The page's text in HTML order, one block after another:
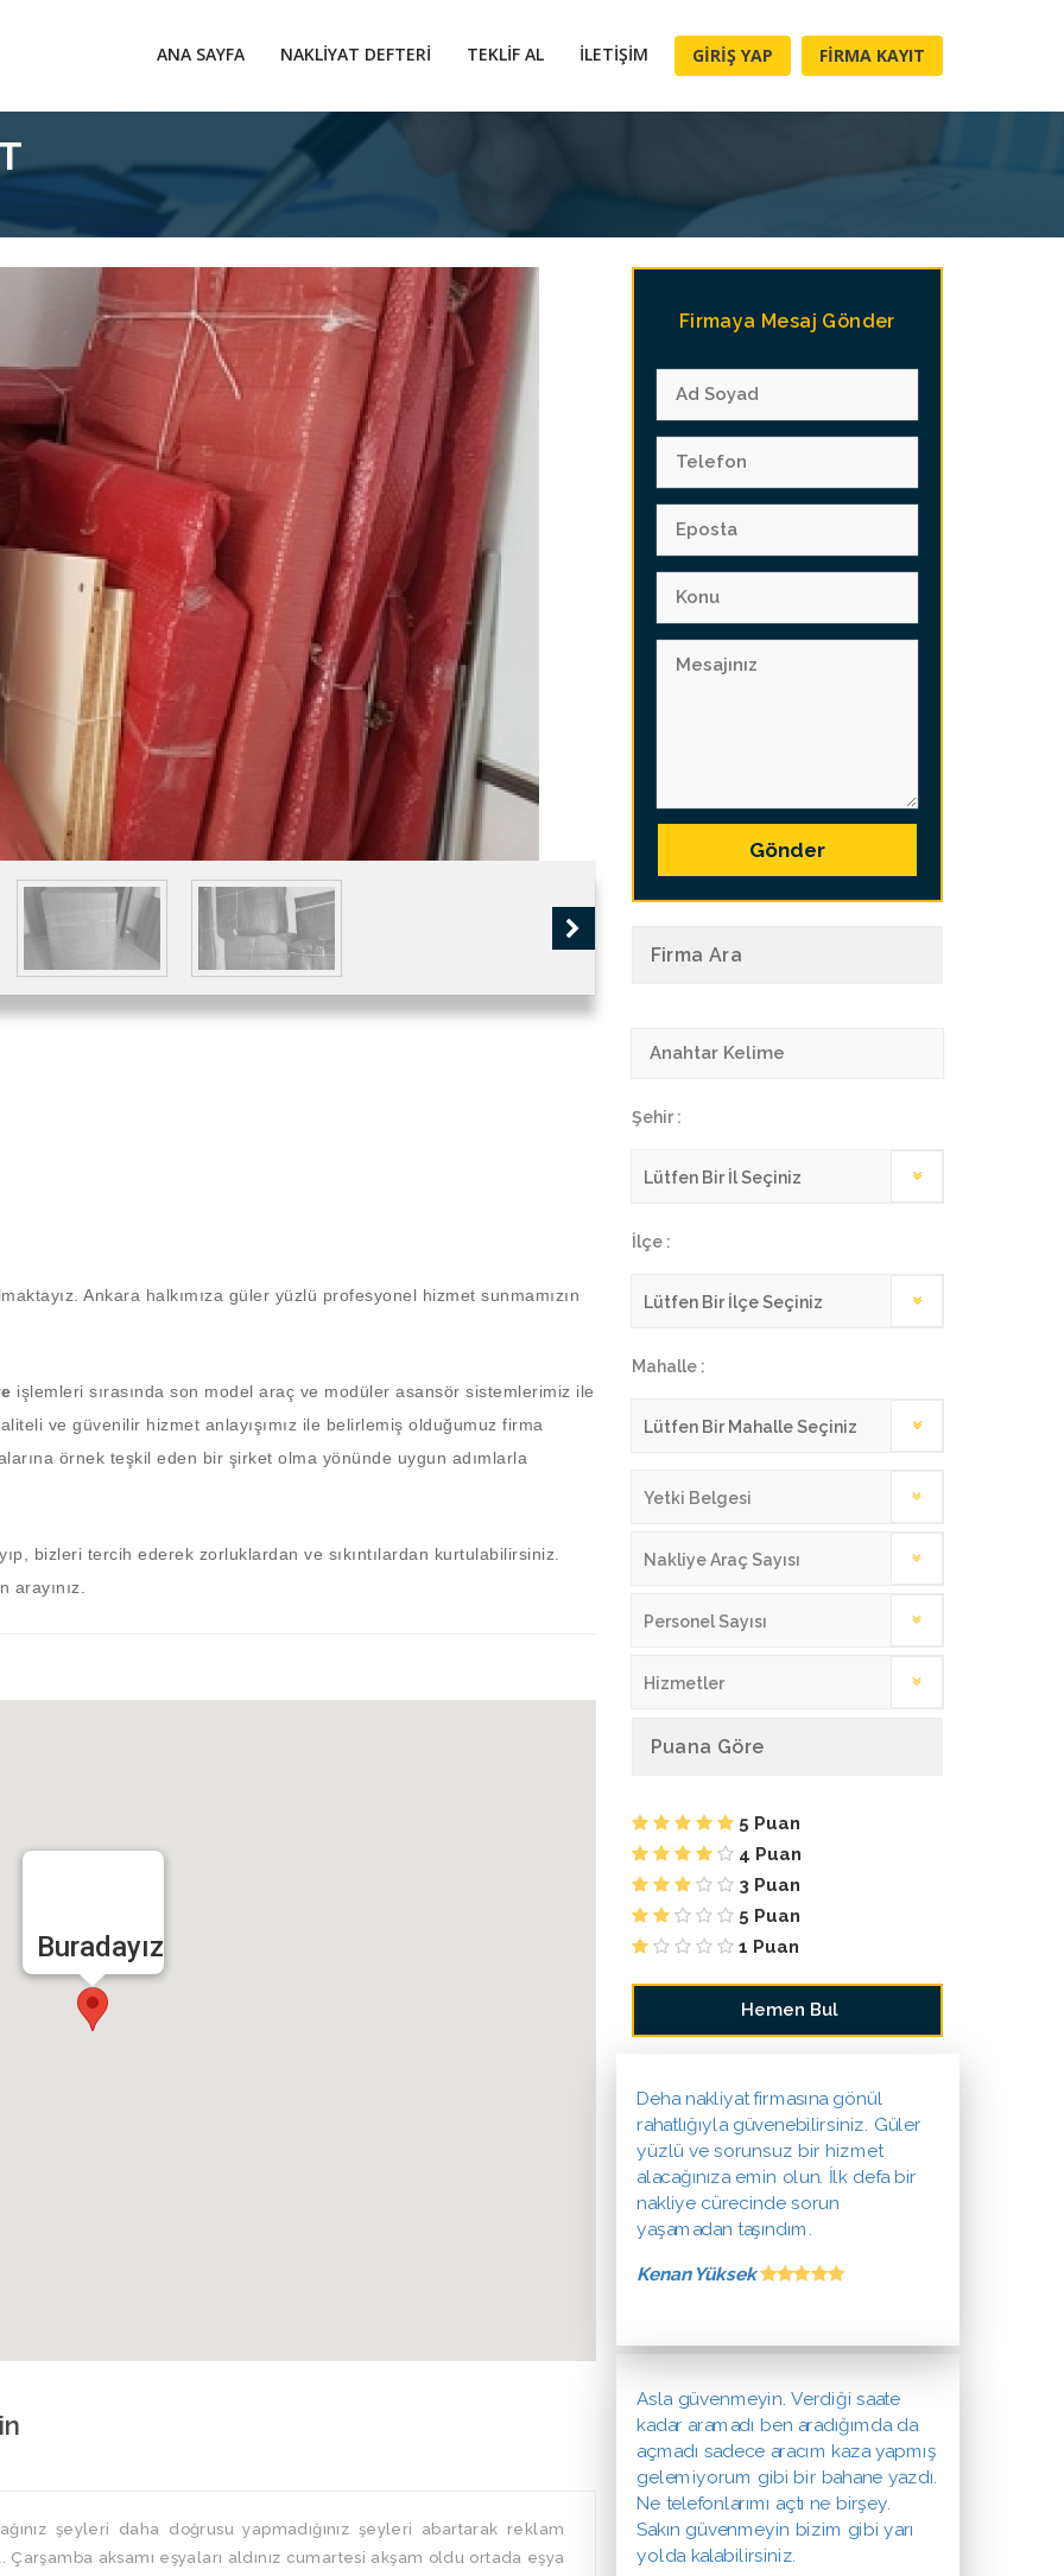
ANA SAYFA NAKLIYAT DEFTERI TEKLIF AL İLETIŞIM GIRIŞ YAP FIRMA KAYIT
Ankara halkımıza güler yüzlü profesyonel hizmet sunmamızın
işlemleri sırasında son model araç ve modüler asansör sistemlerimiz ile
ve güvenilir hizmet anlayışımız ile belirlemiş olduğumuz firma
örnek teşkil eden bir şirket olma yönünde uygun adımlarla
bizleri tercih ederek zorluklardan ve sıkıntılardan kurtulabilirsiniz.
Buradayız
şeyleri daha doğrusu yapmadığınız şeyleri abartarak reklam
aksamı eşyaları aldınız cumartesi akşam oldu ortada eşya
Firmaya Mesaj Gönder
Gönder
Firma Ara
Şehir :
İlçe :
Mahalle :
Yetki Belgesi
Nakliye Araç Sayısı
Personel Sayısı
Hizmetler
Puana Göre
5 Puan
4 Puan
3 Puan
5 Puan
1 Puan
Deha nakliyat firmasına gönül
rahatlığıyla güvenebilirsiniz. Güler
yüzlü ve sorunsuz bir hizmet
alacağınıza emin olun. İlk defa bir
nakliye cürecinde sorun
yaşamadan taşındım.
Kenan Yüksek
Asla güvenmeyin. Verdiği saate
kadar aramadı ben aradığımda da
açmadı sadece aracım kaza yapmış
gelemiyorum gibi bir bahane yazdı.
Ne telefonlarımı açtı ne birşey.
Sakın güvenmeyin bizim gibi yarı
yolda kalabilirsiniz.